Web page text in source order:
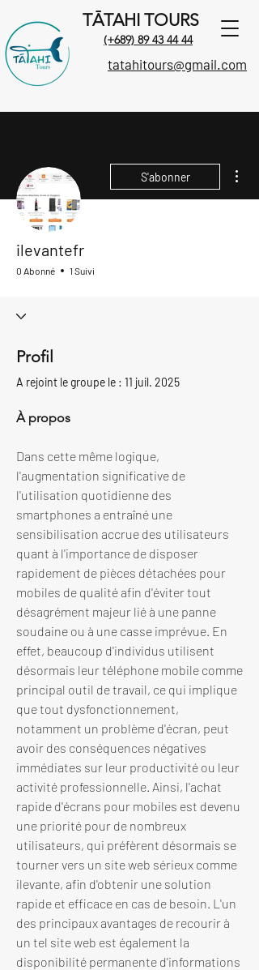
TĀTAHI TOURS
tatahitours@gmail.com
(+689) 89 43 44 44
S'abonner
ilevantefr
0 Abonné 1 Suivi
Profil
A rejoint le groupe le : 11 juil. 2025
À propos
Dans cette même logique,
l'augmentation significative de
l'utilisation quotidienne des
smartphones a entraîné une
sensibilisation accrue des utilisateurs
quant à l'importance de disposer
rapidement de pièces détachées pour
mobiles de qualité afin d'éviter tout
désagrément majeur lié à une panne
soudaine ou à une casse imprévue. En
effet, beaucoup d'individus utilisent
désormais leur téléphone mobile comme
principal outil de travail, ce qui implique
que tout dysfonctionnement,
notamment un problème d'écran, peut
avoir des conséquences négatives
immédiates sur leur productivité ou leur
activité professionnelle. Ainsi, l'achat
rapide d'écrans pour mobiles est devenu
une priorité pour de nombreux
utilisateurs, qui préfèrent désormais se
tourner vers un site web sérieux comme
ilevante, afin d'obtenir une solution
rapide et efficace en cas de besoin. L'un
des principaux avantages de recourir à
un tel site web est également la
disponibilité permanente d'informations